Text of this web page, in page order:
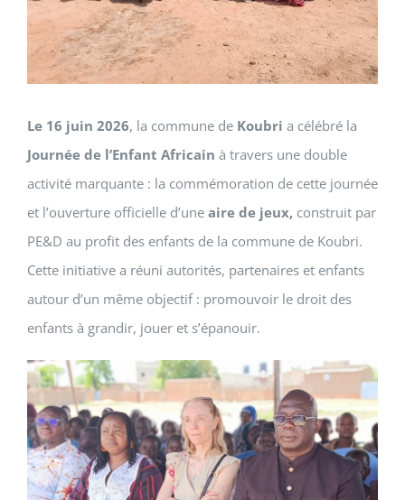
Le 16 juin 2026, la commune de Koubri a célébré la
Journée de l’Enfant Africain à travers une double
activité marquante : la commémoration de cette journée
et l’ouverture officielle d’une aire de jeux, construit par
PE&D au profit des enfants de la commune de Koubri.
Cette initiative a réuni autorités, partenaires et enfants
autour d’un même objectif : promouvoir le droit des
enfants à grandir, jouer et s’épanouir.